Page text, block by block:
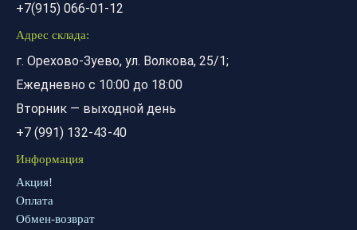
+7(915) 066-01-12
Адрес склада:
г. Орехово-Зуево, ул. Волкова, 25/1;
Ежедневно с 10:00 до 18:00
Вторник — выходной день
+7 (991) 132-43-40
Информация
Акция!
Оплата
Обмен-возврат